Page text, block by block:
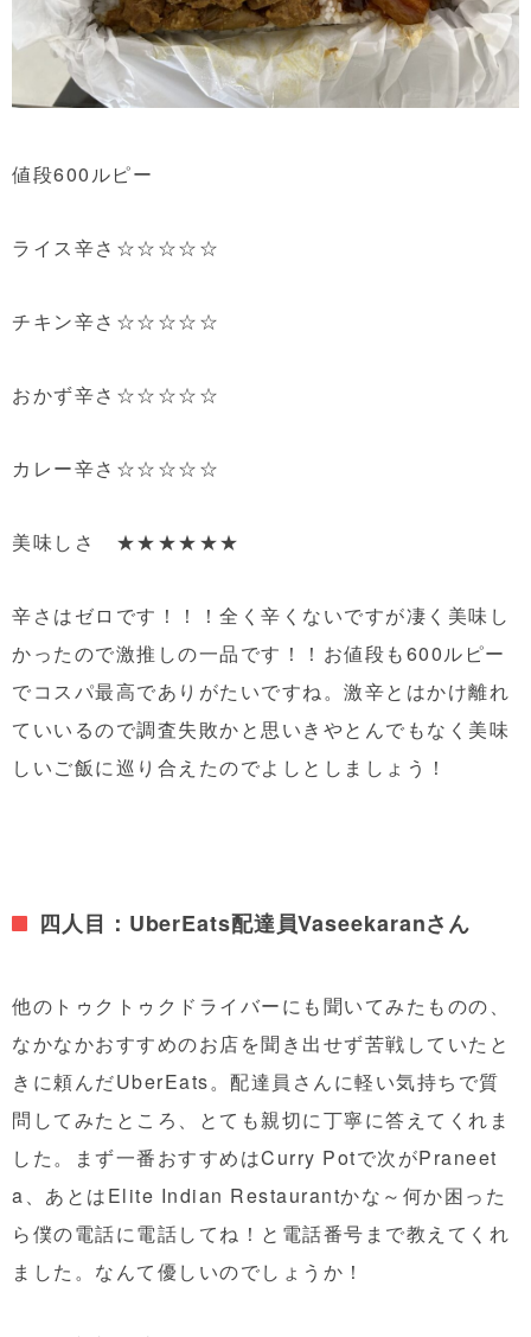
値段600ルピー
ライス辛さ☆☆☆☆☆
チキン辛さ☆☆☆☆☆
おかず辛さ☆☆☆☆☆
カレー辛さ☆☆☆☆☆
美味しさ ★★★★★★
辛さはゼロです！！！全く辛くないですが凄く美味し
かったので激推しの一品です！！お値段も600ルピー
でコスパ最高でありがたいですね。激辛とはかけ離れ
ていいるので調査失敗かと思いきやとんでもなく美味
しいご飯に巡り合えたのでよしとしましょう！
四人目：UberEats配達員Vaseekaranさん
他のトゥクトゥクドライバーにも聞いてみたものの、
なかなかおすすめのお店を聞き出せず苦戦していたと
きに頼んだUberEats。配達員さんに軽い気持ちで質
問してみたところ、とても親切に丁寧に答えてくれま
した。まず一番おすすめはCurry Potで次がPraneet
a、あとはElite Indian Restaurantかな～何か困った
ら僕の電話に電話してね！と電話番号まで教えてくれ
ました。なんて優しいのでしょうか！